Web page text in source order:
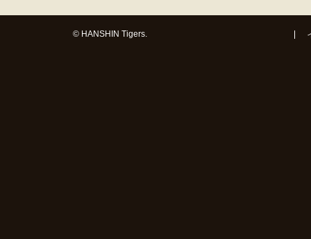
© HANSHIN Tigers.